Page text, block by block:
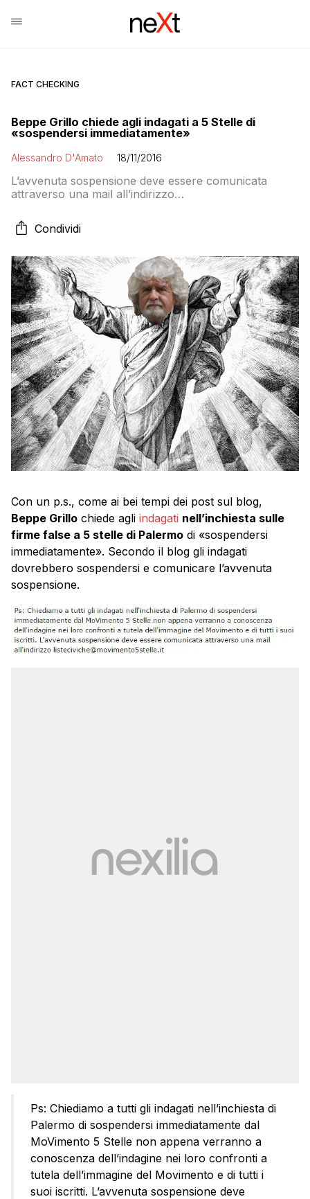
FACT CHECKING
Beppe Grillo chiede agli indagati a 5 Stelle di
«sospendersi immediatamente»
Alessandro D'Amato 18/11/2016
L’avvenuta sospensione deve essere comunicata
attraverso una mail all’indirizzo
P.S. come ai bei vecchi tempi in cui l’unica cosa
importante del post era quella scritta in fondo. Cosa
Condividi
Con un p.s., come ai bei tempi dei post sul blog,
Beppe Grillo chiede agli indagati nell’inchiesta sulle
firme false a 5 stelle di Palermo di «sospendersi
immediatamente». Secondo il blog gli indagati
dovrebbero sospendersi e comunicare l’avvenuta
sospensione.
Ps: Chiediamo a tutti gli indagati nell’inchiesta di
Palermo di sospendersi immediatamente dal
MoVimento 5 Stelle non appena verranno a
conoscenza dell’indagine nei loro confronti a
tutela dell’immagine del Movimento e di tutti i
suoi iscritti. L’avvenuta sospensione deve